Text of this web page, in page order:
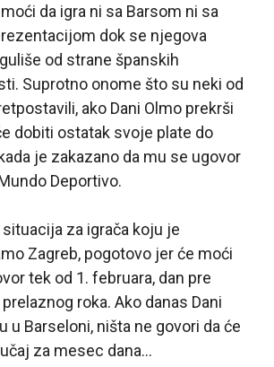
da igra ni sa Barsom ni sa
dok se njegova
od strane španskih
Suprotno onome što su neki od
ako Dani Olmo prekrši
dobiti ostatak svoje plate do
je zakazano da mu se ugovor
Deportivo.
za igrača koju je
Zagreb, pogotovo jer će moći
tek od 1. februara, dan pre
roka. Ako danas Dani
u Barseloni, ništa ne govori da će
za mesec dana…